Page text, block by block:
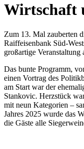
Wirtschaft
Zum 13. Mal zauberten
Raiffeisenbank Süd-
großartige Veranstaltung
Das bunte Programm,
einen Vortrag des
am Start war der
Stankovic. Herzstück
mit neun Kategorien –
Jahres 2025 wurde das
die Gäste alle